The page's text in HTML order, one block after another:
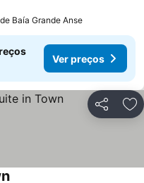
Baía Grande Anse
Ver preços
Partilhar